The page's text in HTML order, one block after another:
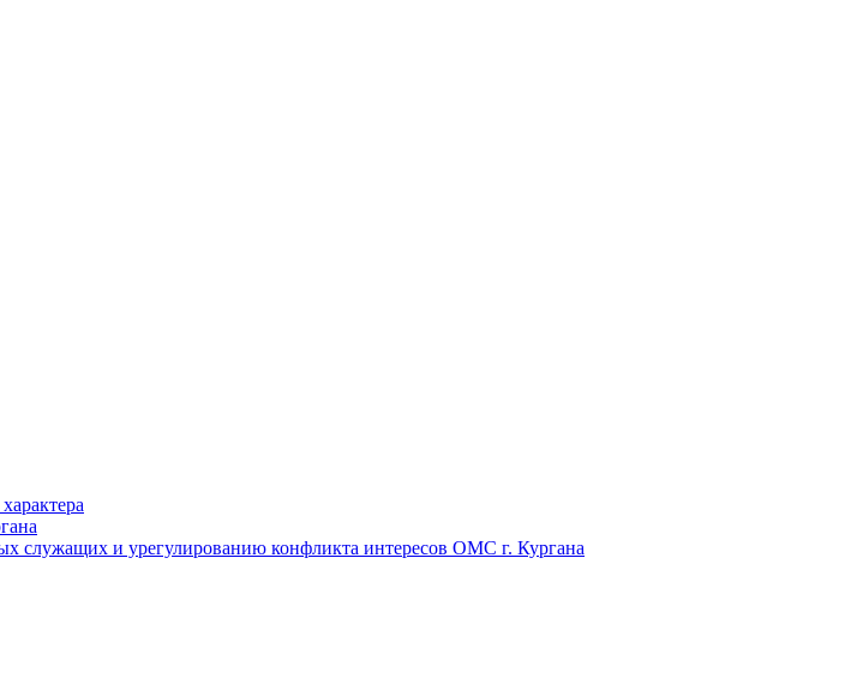
служащих и урегулированию конфликта интересов ОМС г. Кургана